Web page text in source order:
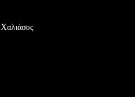
Χαλιάσος